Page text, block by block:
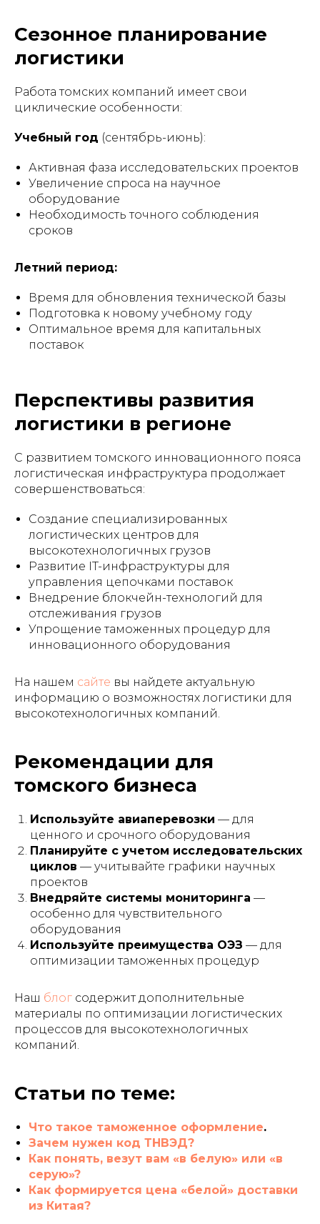
Сезонное планирование
логистики
Работа томских компаний имеет свои
циклические особенности:
Учебный год (сентябрь-июнь):
Активная фаза исследовательских проектов
Увеличение спроса на научное
оборудование
Необходимость точного соблюдения
сроков
Летний период:
Время для обновления технической базы
Подготовка к новому учебному году
Оптимальное время для капитальных
поставок
Перспективы развития
логистики в регионе
С развитием томского инновационного пояса
логистическая инфраструктура продолжает
совершенствоваться:
Создание специализированных
логистических центров для
высокотехнологичных грузов
Развитие IT-инфраструктуры для
управления цепочками поставок
Внедрение блокчейн-технологий для
отслеживания грузов
Упрощение таможенных процедур для
инновационного оборудования
На нашем сайте вы найдете актуальную
информацию о возможностях логистики для
высокотехнологичных компаний.
Рекомендации для
томского бизнеса
Используйте авиаперевозки — для
ценного и срочного оборудования
Планируйте с учетом исследовательских
циклов — учитывайте графики научных
проектов
Внедряйте системы мониторинга —
особенно для чувствительного
оборудования
Используйте преимущества ОЭЗ — для
оптимизации таможенных процедур
Наш блог содержит дополнительные
материалы по оптимизации логистических
процессов для высокотехнологичных
компаний.
Статьи по теме:
Что такое таможенное оформление.
Зачем нужен код ТНВЭД?
Как понять, везут вам «в белую» или «в
серую»?
Как формируется цена «белой» доставки
из Китая?